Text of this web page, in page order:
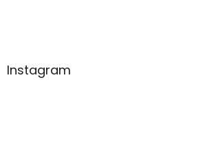
Instagram